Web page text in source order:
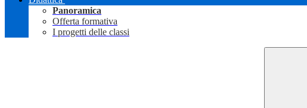
Panoramica
Offerta formativa
I progetti delle classi